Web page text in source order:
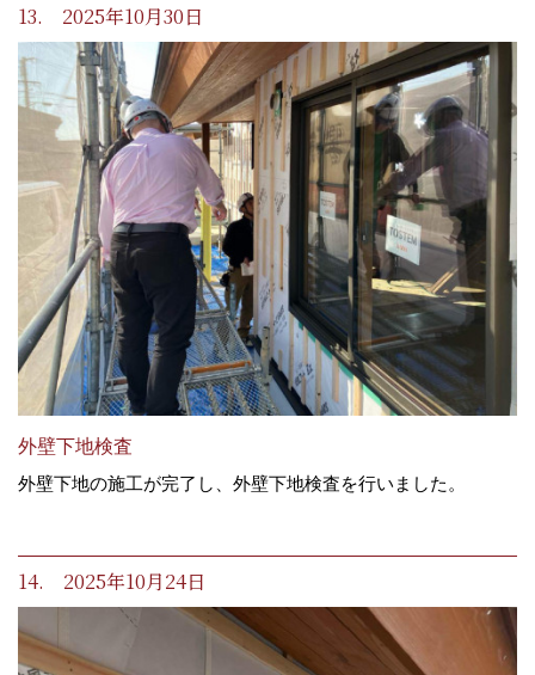
13. 2025年10月30日
外壁下地検査
外壁下地の施工が完了し、外壁下地検査を行いました。
14. 2025年10月24日